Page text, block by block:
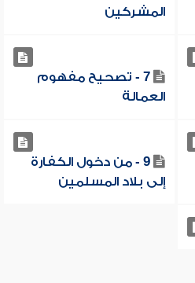
المشركين
7 - تصحيح مفهوم
العمالة
9 - من دخول الكفارة
إلى بلاد المسلمين